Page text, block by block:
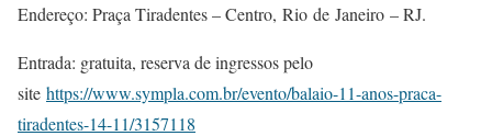
Endereço: Praça Tiradentes – Centro, Rio de Janeiro – RJ.
Entrada: gratuita, reserva de ingressos pelo
site https://www.sympla.com.br/evento/balaio-11-anos-praca-
tiradentes-14-11/3157118